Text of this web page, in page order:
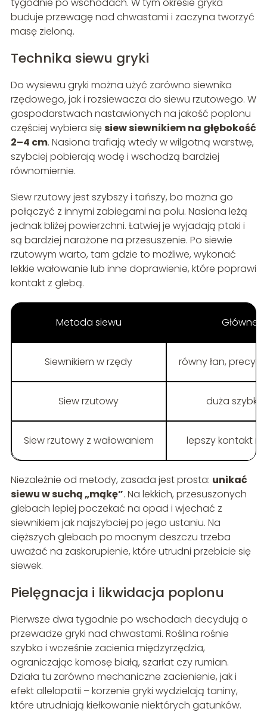
tygodnie po wschodach. W tym okresie gryka
buduje przewagę nad chwastami i zaczyna tworzyć
masę zieloną.
Technika siewu gryki
Do wysiewu gryki można użyć zarówno siewnika
rzędowego, jak i rozsiewacza do siewu rzutowego. W
gospodarstwach nastawionych na jakość poplonu
częściej wybiera sięsiew siewnikiem na głębokość
2–4 cm. Nasiona trafiają wtedy w wilgotną warstwę,
szybciej pobierają wodę i wschodzą bardziej
równomiernie.
Siew rzutowy jest szybszy i tańszy, bo można go
połączyć z innymi zabiegami na polu. Nasiona leżą
jednak bliżej powierzchni. Łatwiej je wyjadają ptaki i
są bardziej narażone na przesuszenie. Po siewie
rzutowym warto, tam gdzie to możliwe, wykonać
lekkie wałowanie lub inne doprawienie, które poprawi
kontakt z glebą.
Metoda siewu Główne
Siewnikiem w rzędy równy łan,
Siew rzutowy duża
Siew rzutowy z wałowaniem lepszy kontakt
Niezależnie od metody, zasada jest prosta: unikać
siewu w suchą „mąkę”. Na lekkich, przesuszonych
glebach lepiej poczekać na opad i wjechać z
siewnikiem jak najszybciej po jego ustaniu. Na
cięższych glebach po mocnym deszczu trzeba
uważać na zaskorupienie, które utrudni przebicie się
siewek.
Pielęgnacja i likwidacja poplonu
Pierwsze dwa tygodnie po wschodach decydują o
przewadze gryki nad chwastami. Roślina rośnie
szybko i wcześnie zacienia międzyrzędzia,
ograniczając komosę białą, szarłat czy rumian.
Działa tu zarówno mechaniczne zacienienie, jak i
efekt allelopatii – korzenie gryki wydzielają taniny,
które utrudniają kiełkowanie niektórych gatunków.